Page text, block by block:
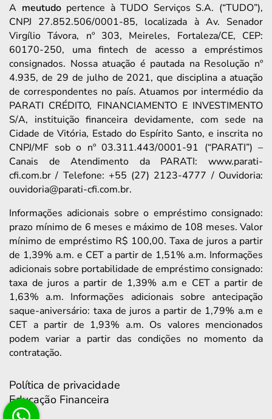
A meutudopertence à TUDO Serviços S.A. (“TUDO”),
CNPJ 27.852.506/0001-85, localizada à Av. Senador
Virgílio Távora, nº 303, Meireles, Fortaleza/CE, CEP:
60170-250, uma fintech de acesso a empréstimos
consignados. Nossa atuação é pautada na Resolução nº
4.935, de 29 de julho de 2021, que disciplina a atuação
de correspondentes no país. Atuamos por intermédio da
PARATI CRÉDITO, FINANCIAMENTO E INVESTIMENTO
S/A, instituição financeira devidamente, com sede na
Cidade de Vitória, Estado do Espírito Santo, e inscrita no
CNPJ/MF sob o nº 03.311.443/0001-91 (“PARATI”) –
Canais de Atendimento da PARATI: www.parati-
cfi.com.br / Telefone: +55 (27) 2123-4777 / Ouvidoria:
ouvidoria@parati-cfi.com.br.
Informações adicionais sobre o empréstimo consignado:
prazo mínimo de 6 meses e máximo de 108 meses. Valor
mínimo de empréstimo R$ 100,00. Taxa de juros a partir
de 1,39% a.m. e CET a partir de 1,51% a.m. Informações
adicionais sobre portabilidade de empréstimo consignado:
taxa de juros a partir de 1,39% a.m e CET a partir de
1,63% a.m. Informações adicionais sobre antecipação
saque-aniversário: taxa de juros a partir de 1,79% a.m e
CET a partir de 1,93% a.m. Os valores mencionados
podem variar a partir das condições no momento da
contratação.
Política de privacidade
Educação Financeira